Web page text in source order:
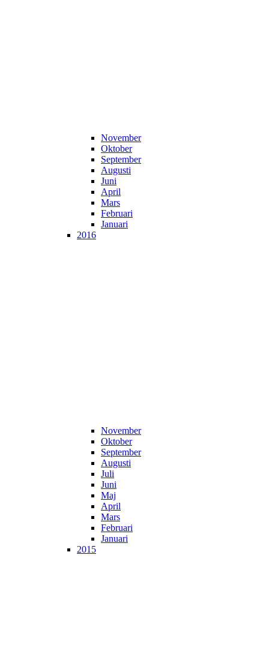
November
Oktober
September
Augusti
Juni
April
Mars
Februari
Januari
2016
November
Oktober
September
Augusti
Juli
Juni
Maj
April
Mars
Februari
Januari
2015